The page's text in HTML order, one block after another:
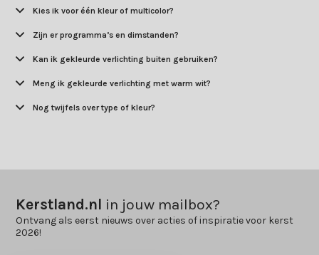
Kies ik voor één kleur of multicolor?
Zijn er programma’s en dimstanden?
Kan ik gekleurde verlichting buiten gebruiken?
Meng ik gekleurde verlichting met warm wit?
Nog twijfels over type of kleur?
Kerstland.nl in jouw mailbox?
Ontvang als eerst nieuws over acties of inspiratie voor kerst
2026!